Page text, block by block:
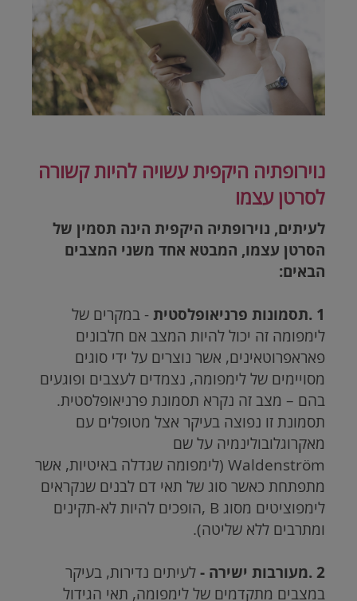
נוירופתיה היקפית עשויה להיות קשורה
לסרטן עצמו
לעיתים, נוירופתיה היקפית הינה תסמין של
הסרטן עצמו, המבטא אחד משני המצבים
הבאים:
1 .תסמונות פרניאופלסטית
- במקרים של
לימפומה זה יכול להיות המצב אם חלבונים
פאראפרוטאינים, אשר נוצרים על ידי סוגים
מסויימים של לימפומה, נצמדים לעצבים ופוגעים
בהם – מצב זה נקרא תסמונת פרניאופלסטית.
תסמונת זו נפוצה בעיקר אצל מטופלים עם
מאקרוגלובולינמיה על שם
Waldenström (לימפומה שגדלה באיטיות, אשר
מתפתחת כאשר סוג של תאי דם לבנים שנקראים
לימפוציטים מסוג B ,הופכים להיות לא-תקינים
ומתרבים ללא שליטה).
2 .מעורבות ישירה -
לעיתים נדירות, בעיקר
במצבים מתקדמים של לימפומה, תאי הגידול